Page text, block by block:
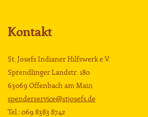
Kontakt
St. Josefs Indianer Hilfswerk e.V.
Sprendlinger Landstr. 180
63069 Offenbach am Main
spenderservice@stjosefs.de
Tel.: 069 8383 8742